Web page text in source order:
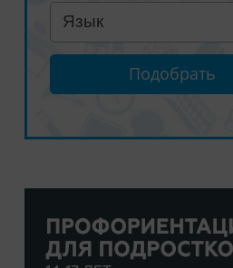
Подобрать